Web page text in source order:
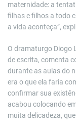
maternidade: a
filhas e filhos a todo
a vida aconteça”,
O dramaturgo Diogo
de escrita, comenta
durante as aulas do
era o que ela faria
confirmar sua
acabou colocando
muita delicadeza,